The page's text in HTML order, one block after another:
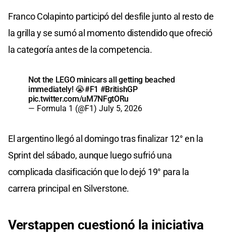
Franco Colapinto participó del desfile junto al resto de
la grilla y se sumó al momento distendido que ofreció
la categoría antes de la competencia.
Not the LEGO minicars all getting beached
immediately! 😭#F1 #BritishGP
pic.twitter.com/uM7NFgtORu
— Formula 1 (@F1) July 5, 2026
El argentino llegó al domingo tras finalizar 12° en la
Sprint del sábado, aunque luego sufrió una
complicada clasificación que lo dejó 19° para la
carrera principal en Silverstone.
Verstappen cuestionó la iniciativa